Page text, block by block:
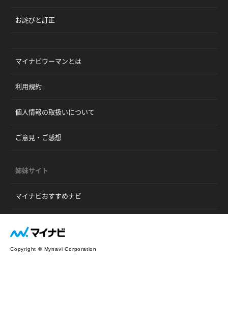
お詫びと訂正
マイナビウーマンとは
利用規約
個人情報の取扱いについて
ご意見・ご感想
姉妹サイト
マイナビおすすめナビ
Copyright © Mynavi Corporation